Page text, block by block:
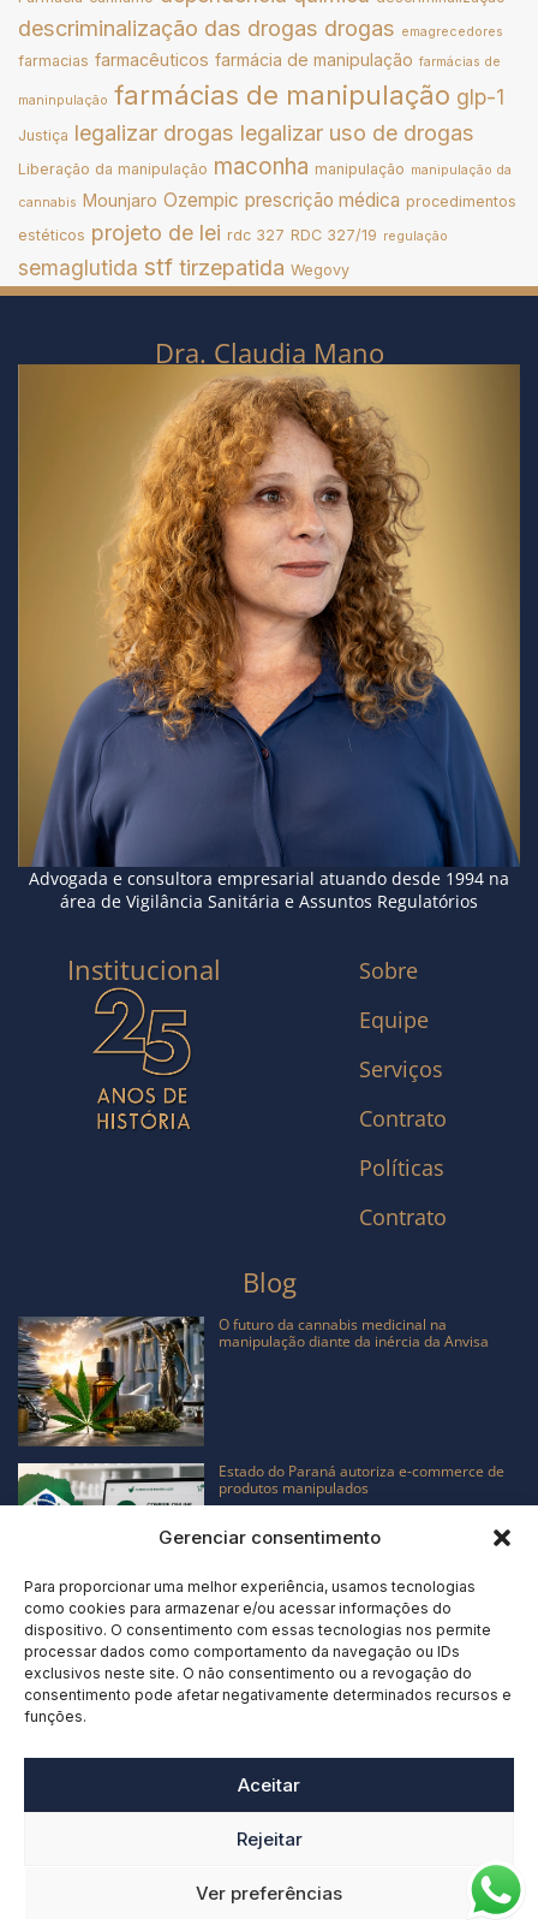
Gerenciar consentimento
Para proporcionar uma melhor experiência, usamos tecnologias
como cookies para armazenar e/ou acessar informações do
dispositivo. O consentimento com essas tecnologias nos permite
processar dados como comportamento da navegação ou IDs
exclusivos neste site. O não consentimento ou a revogação do
consentimento pode afetar negativamente determinados recursos e
funções.
Aceitar
Rejeitar
Ver preferências
descriminalização das drogas drogas emagrecedores
farmacias farmacêuticos farmácia de manipulação farmácias de
maninpulação farmácias de manipulação glp-1
Justiça legalizar drogas legalizar uso de drogas
Liberação da manipulação maconha manipulação manipulação da
cannabis Mounjaro Ozempic prescrição médica procedimentos
estéticos projeto de lei rdc 327 RDC 327/19 regulação
semaglutida stf tirzepatida Wegovy
Dra. Claudia Mano
Advogada e consultora empresarial atuando desde 1994 na
área de Vigilância Sanitária e Assuntos Regulatórios
Institucional
Sobre
Equipe
Serviços
Contrato
Políticas
Contrato
Blog
O futuro da cannabis medicinal na
manipulação diante da inércia da Anvisa
Estado do Paraná autoriza e-commerce de
produtos manipulados
A cannabis medicinal mostrou que o
paciente não espera a regulação
Instagram